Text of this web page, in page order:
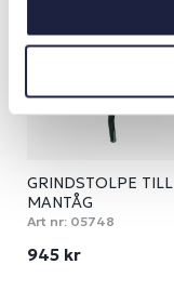
GRINDSTOLPE TILL
MANTÅG
Art nr: 05748
945 kr